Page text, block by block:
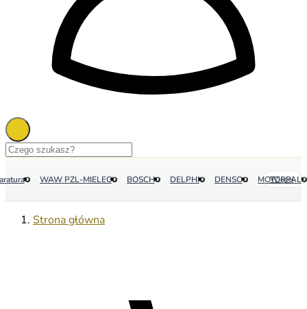
WAW PZL-MIELEC BOSCH DELPHI DENSO MOTORPAL
Więcej
Strona główna